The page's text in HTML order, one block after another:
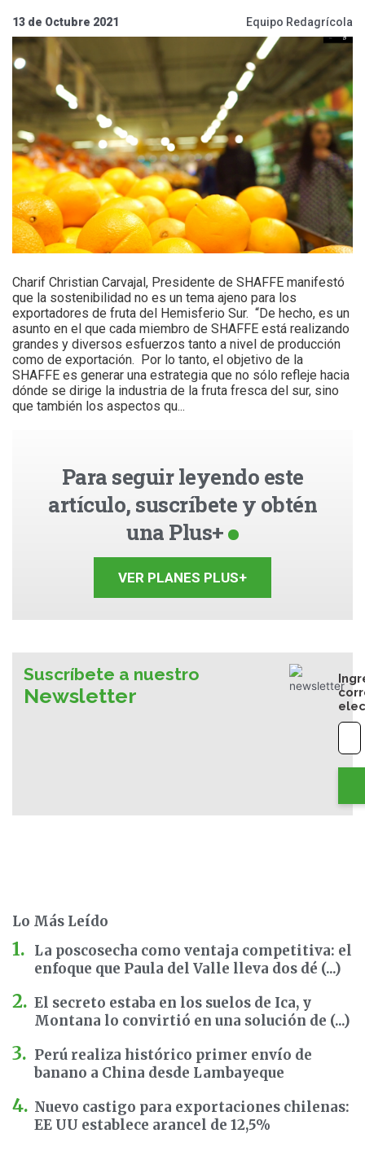
13 de Octubre 2021 Equipo Redagrícola
Charif Christian Carvajal, Presidente de SHAFFE manifestó
que la sostenibilidad no es un tema ajeno para los
exportadores de fruta del Hemisferio Sur. “De hecho, es un
asunto en el que cada miembro de SHAFFE está realizando
grandes y diversos esfuerzos tanto a nivel de producción
como de exportación. Por lo tanto, el objetivo de la
SHAFFE es generar una estrategia que no sólo refleje hacia
dónde se dirige la industria de la fruta fresca del sur, sino
que también los aspectos qu...
Para seguir leyendo este
artículo, suscríbete y obtén
una Plus+
VER PLANES PLUS+
Suscríbete a nuestro
Newsletter
Lo Más Leído
La poscosecha como ventaja competitiva: el
enfoque que Paula del Valle lleva dos dé (...)
El secreto estaba en los suelos de Ica, y
Montana lo convirtió en una solución de (...)
Perú realiza histórico primer envío de
banano a China desde Lambayeque
Nuevo castigo para exportaciones chilenas:
EE UU establece arancel de 12,5%